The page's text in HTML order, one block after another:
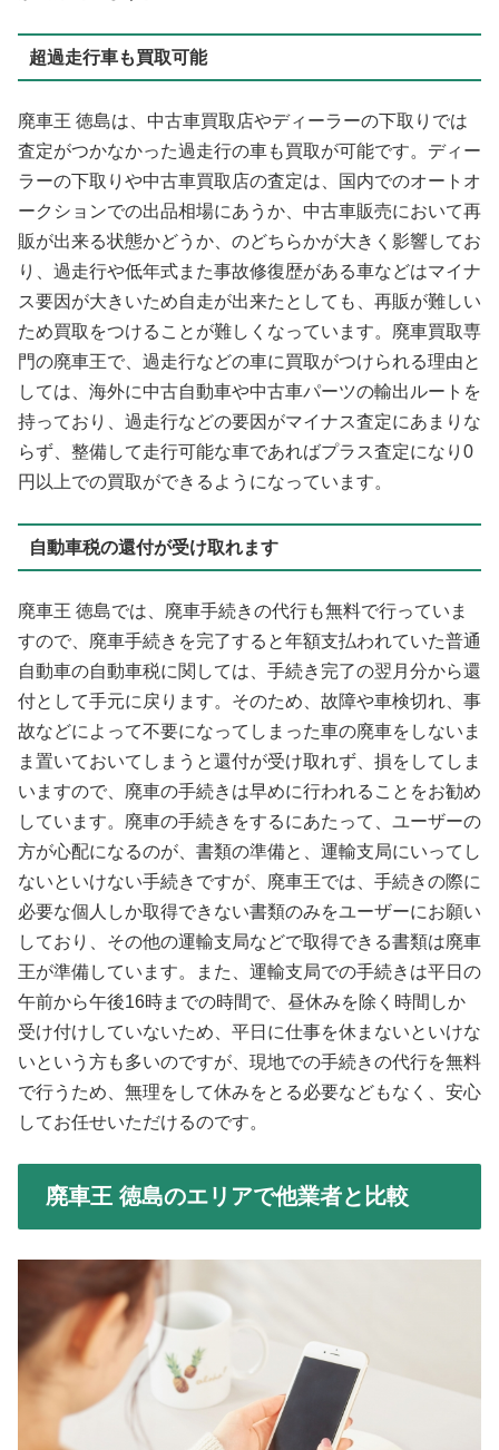
超過走行車も買取可能
廃車王 徳島は、中古車買取店やディーラーの下取りでは
査定がつかなかった過走行の車も買取が可能です。ディー
ラーの下取りや中古車買取店の査定は、国内でのオートオ
ークションでの出品相場にあうか、中古車販売において再
販が出来る状態かどうか、のどちらかが大きく影響してお
り、過走行や低年式また事故修復歴がある車などはマイナ
ス要因が大きいため自走が出来たとしても、再販が難しい
ため買取をつけることが難しくなっています。廃車買取専
門の廃車王で、過走行などの車に買取がつけられる理由と
しては、海外に中古自動車や中古車パーツの輸出ルートを
持っており、過走行などの要因がマイナス査定にあまりな
らず、整備して走行可能な車であればプラス査定になり0
円以上での買取ができるようになっています。
自動車税の還付が受け取れます
廃車王 徳島では、廃車手続きの代行も無料で行っていま
すので、廃車手続きを完了すると年額支払われていた普通
自動車の自動車税に関しては、手続き完了の翌月分から還
付として手元に戻ります。そのため、故障や車検切れ、事
故などによって不要になってしまった車の廃車をしないま
ま置いておいてしまうと還付が受け取れず、損をしてしま
いますので、廃車の手続きは早めに行われることをお勧め
しています。廃車の手続きをするにあたって、ユーザーの
方が心配になるのが、書類の準備と、運輸支局にいってし
ないといけない手続きですが、廃車王では、手続きの際に
必要な個人しか取得できない書類のみをユーザーにお願い
しており、その他の運輸支局などで取得できる書類は廃車
王が準備しています。また、運輸支局での手続きは平日の
午前から午後16時までの時間で、昼休みを除く時間しか
受け付けしていないため、平日に仕事を休まないといけな
いという方も多いのですが、現地での手続きの代行を無料
で行うため、無理をして休みをとる必要などもなく、安心
してお任せいただけるのです。
廃車王 徳島のエリアで他業者と比較